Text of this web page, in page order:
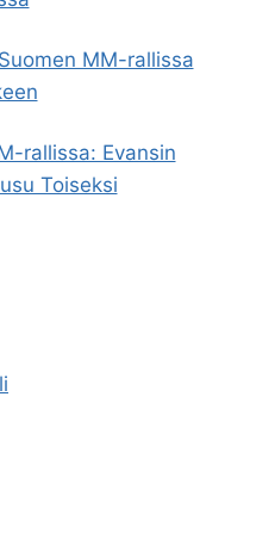
MM-rallissa
rallissa: Evansin
Toiseksi